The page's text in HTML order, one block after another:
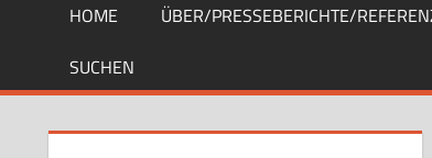
Globuli-
HOME ÜBER/PRESSEBERICHTE/
SUCHEN